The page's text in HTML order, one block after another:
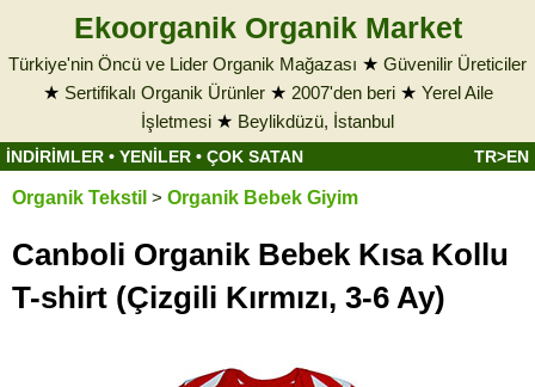
Ekoorganik Organik Market
Türkiye'nin Öncü ve Lider Organik Mağazası ★ Güvenilir Üreticiler
★ Sertifikalı Organik Ürünler★ 2007'den beri★ Yerel Aile
İşletmesi ★ Beylikdüzü, İstanbul
İNDİRİMLER • YENİLER • ÇOK SATAN TR>EN
Organik Tekstil > Organik Bebek Giyim
Canboli Organik Bebek Kısa Kollu
T-shirt (Çizgili Kırmızı, 3-6 Ay)